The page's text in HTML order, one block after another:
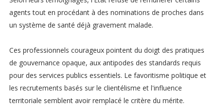
agents tout en procédant à des nominations de proches dans
un système de santé déjà gravement malade.
Ces professionnels courageux pointent du doigt des pratiques
de gouvernance opaque, aux antipodes des standards requis
pour des services publics essentiels. Le favoritisme politique et
les recrutements basés sur le clientélisme et l'influence
territoriale semblent avoir remplacé le critère du mérite.